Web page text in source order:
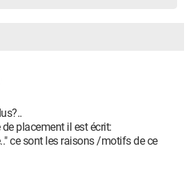
placement il est écrit:
ce sont les raisons /motifs de ce